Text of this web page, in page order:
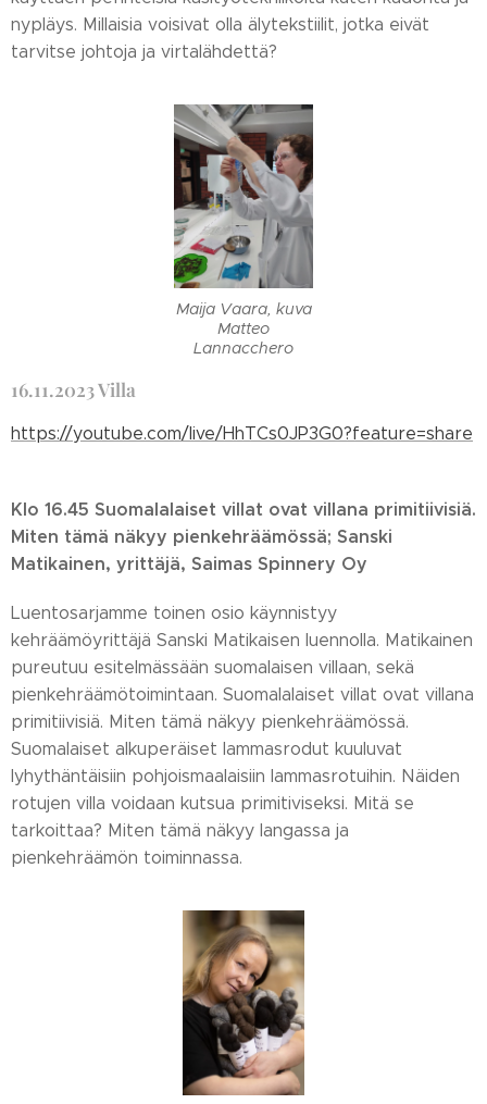
nypläys. Millaisia voisivat olla älytekstiilit, jotka eivät
tarvitse johtoja ja virtalähdettä?
Maija Vaara, kuva
Matteo
Lannacchero
16.11.2023 Villa
https://youtube.com/live/HhTCs0JP3G0?feature=share
Klo 16.45 Suomalalaiset villat ovat villana primitiivisiä.
Miten tämä näkyy pienkehräämössä; Sanski
Matikainen, yrittäjä, Saimas Spinnery Oy
Luentosarjamme toinen osio käynnistyy
kehräämöyrittäjä Sanski Matikaisen luennolla. Matikainen
pureutuu esitelmässään suomalaisen villaan, sekä
pienkehräämötoimintaan. Suomalalaiset villat ovat villana
primitiivisiä. Miten tämä näkyy pienkehräämössä.
Suomalaiset alkuperäiset lammasrodut kuuluvat
lyhythäntäisiin pohjoismaalaisiin lammasrotuihin. Näiden
rotujen villa voidaan kutsua primitiviseksi. Mitä se
tarkoittaa? Miten tämä näkyy langassa ja
pienkehräämön toiminnassa.